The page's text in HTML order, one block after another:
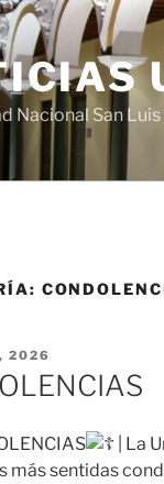
Nacional San
2026
| La
más sentidas